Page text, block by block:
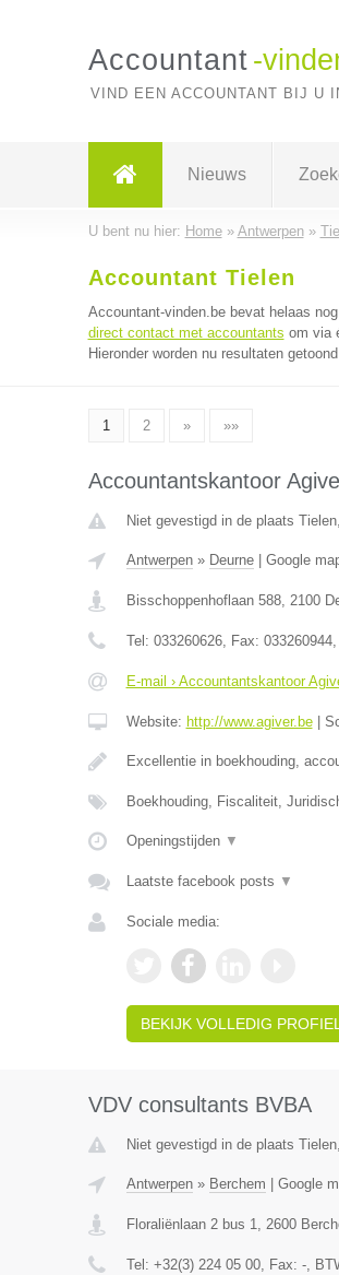
Accountant -
VIND EEN ACCOUNTANT BIJ U
Nieuws
U bent nu hier: Home» Antwerpen»
Accountant Tielen
Accountant-vinden.be bevat helaas
direct contact met accountants om via
Hieronder worden nu resultaten
1 2 » »»
Accountantskantoor
Niet gevestigd in de plaats
Antwerpen» Deurne| Google
Bisschoppenhoflaan 588, 2100
Tel: 033260626, Fax: 033260944,
E-mail › Accountantskantoor
Website: http://www.agiver.be|
Excellentie in boekhouding,
Boekhouding, Fiscaliteit,
Openingstijden ▼
Laatste facebook posts ▼
Sociale media:
BEKIJK VOLLEDIG PROFIEL
VDV consultants BVBA
Niet gevestigd in de plaats
Antwerpen» Berchem Google
Floraliënlaan 2 bus 1, 2600
Tel: +32(3) 224 05 00, Fax: -,